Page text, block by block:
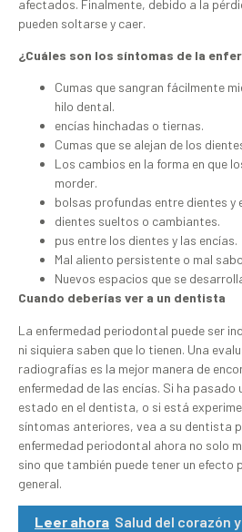
afectados. Finalmente, debido a la
pueden soltarse y caer.
¿Cuáles son los síntomas de la
Cumas que sangran fácilmente
hilo dental.
encías hinchadas o tiernas.
Cumas que se alejan de los
Los cambios en la forma en que
morder.
bolsas profundas entre dientes y
dientes sueltos o cambiantes.
pus entre los dientes y las encías.
Mal aliento persistente o mal
Nuevos espacios que se
Cuando deberías ver a un dentista
La enfermedad periodontal puede ser
ni siquiera saben que lo tienen. Una
radiografías es la mejor manera de
enfermedad de las encías. Si ha pasado
estado en el dentista, o si está
síntomas anteriores, vea a su dentista
enfermedad periodontal ahora no solo
sino que también puede tener un efecto
general.
Leer ahora Salud del corazón y